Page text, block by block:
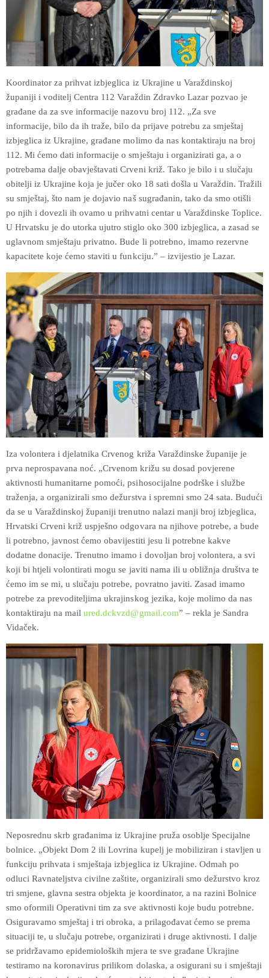
Koordinator za prihvat izbjeglica iz Ukrajine u Varaždinskoj
županiji i voditelj Centra 112 Varaždin Zdravko Lazar pozvao je
građane da za sve informacije nazovu broj 112. „Za sve
informacije, bilo da ih traže, bilo da prijave potrebu za smještaj
izbjeglica iz Ukrajine, građane molimo da nas kontaktiraju na broj
112. Mi ćemo dati informacije o smještaju i organizirati ga, a o
potrebama dalje obavještavati Crveni križ. Tako je bilo i u slučaju
obitelji iz Ukrajine koja je jučer oko 18 sati došla u Varaždin. Tražili
su smještaj, što nam je dojavio naš sugrađanin, tako da smo otišli
po njih i dovezli ih ovamo u prihvatni centar u Varaždinske Toplice.
U Hrvatsku je do utorka ujutro stiglo oko 300 izbjeglica, a zasad se
uglavnom smještaju privatno. Bude li potrebno, imamo rezervne
kapacitete koje ćemo staviti u funkciju.” – izvijestio je Lazar.
Iza volontera i djelatnika Crvenog križa Varaždinske županije je
prva neprospavana noć. „Crvenom križu su dosad povjerene
aktivnosti humanitarne pomoći, psihosocijalne podrške i službe
traženja, a organizirali smo dežurstva i spremni smo 24 sata. Budući
da se u Varaždinskoj županiji trenutno nalazi manji broj izbjeglica,
Hrvatski Crveni križ uspješno odgovara na njihove potrebe, a bude
li potrebno, javnost ćemo obavijestiti jesu li potrebne kakve
dodatne donacije. Trenutno imamo i dovoljan broj volontera, a svi
koji bi htjeli volontirati mogu se javiti nama ili u obližnja društva te
ćemo im se mi, u slučaju potrebe, povratno javiti. Zasad imamo
potrebe za prevoditeljima ukrajinskog jezika, koje molimo da nas
kontaktiraju na mailured.dckvzd@gmail.com” – rekla je Sandra
Vidaček.
Neposrednu skrb građanima iz Ukrajine pruža osoblje Specijalne
bolnice. „Objekt Dom 2 ili Lovrina kupelj je mobiliziran i stavljen u
funkciju prihvata i smještaja izbjeglica iz Ukrajine. Odmah po
odluci Ravnateljstva civilne zaštite, organizirali smo dežurstvo kroz
tri smjene, glavna sestra objekta je koordinator, a na razini Bolnice
smo oformili Operativni tim za sve aktivnosti koje budu potrebne.
Osiguravamo smještaj i tri obroka, a prilagođavat ćemo se prema
situaciji te, u slučaju potrebe, organizirati i druge aktivnosti. I dalje
se pridržavamo epidemioloških mjera te sve građane Ukrajine
testiramo na koronavirus prilikom dolaska, a osigurani su i smještaji